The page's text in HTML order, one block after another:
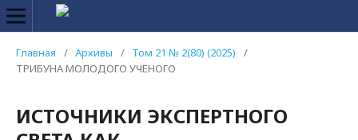
Главная / Архивы / Том 21 № 2(80) (2025)
/
ТРИБУНА МОЛОДОГО УЧЕНОГО
ИСТОЧНИКИ ЭКСПЕРТНОГО